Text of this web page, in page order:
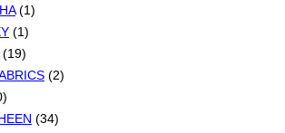
(1)
(1)
(19)
(2)
(34)